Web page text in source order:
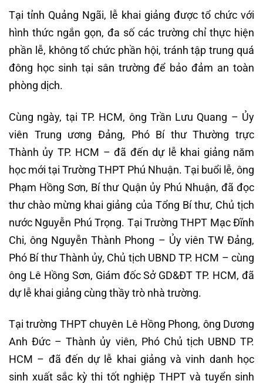
Tại tỉnh Quảng Ngãi, lễ khai giảng được tổ chức với
hình thức ngắn gọn, đa số các trường chỉ thực hiện
phần lễ, không tổ chức phần hội, tránh tập trung quá
đông học sinh tại sân trường để bảo đảm an toàn
phòng dịch.
Cùng ngày, tại TP. HCM, ông Trần Lưu Quang – Ủy
viên Trung ương Đảng, Phó Bí thư Thường trực
Thành ủy TP. HCM – đã đến dự lễ khai giảng năm
học mới tại Trường THPT Phú Nhuận. Tại buổi lễ, ông
Phạm Hồng Sơn, Bí thư Quận ủy Phú Nhuận, đã đọc
thư chào mừng khai giảng của Tổng Bí thư, Chủ tịch
nước Nguyễn Phú Trọng. Tại Trường THPT Mạc Đĩnh
Chi, ông Nguyễn Thành Phong – Ủy viên TW Đảng,
Phó Bí thư Thành ủy, Chủ tịch UBND TP. HCM – cùng
ông Lê Hồng Sơn, Giám đốc Sở GD&ĐT TP. HCM, đã
dự lễ khai giảng cùng thầy trò nhà trường.
Tại trường THPT chuyên Lê Hồng Phong, ông Dương
Anh Đức – Thành ủy viên, Phó Chủ tịch UBND TP.
HCM – đã đến dự lễ khai giảng và vinh danh học
sinh xuất sắc kỳ thi tốt nghiệp THPT và tuyển sinh